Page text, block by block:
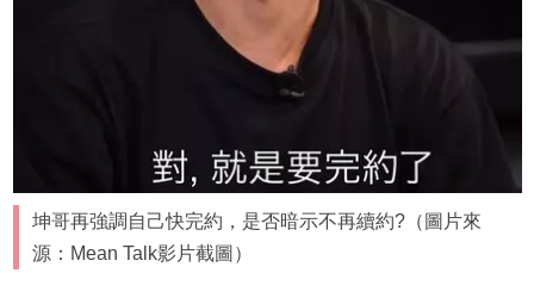
坤哥再強調自己快完約，是否暗示不再續約?（圖片來
源：Mean Talk影片截圖）